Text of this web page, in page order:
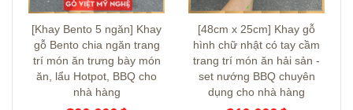
[Khay Bento 5 ngăn] Khay
gỗ Bento chia ngăn trang
trí món ăn trưng bày món
ăn, lẩu Hotpot, BBQ cho
nhà hàng
[48cm x 25cm] Khay gỗ
hình chữ nhật có tay cầm
trang trí món ăn hải sản -
set nướng BBQ chuyên
dụng cho nhà hàng